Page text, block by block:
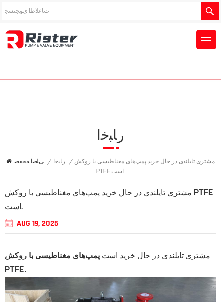
ﺭﺎﺒﺧﺍ
ﯽﻠﺻﺍ ﻪﺤﻔﺻ / ﺭﺎﺒﺧﺍ / مشتری تایلندی در حال خرید پمپ‌های مغناطیسی با روکش
PTFE است.
مشتری تایلندی در حال خرید پمپ‌های مغناطیسی با روکش PTFE
است.
AUG 19, 2025
مشتری تایلندی در حال خرید است پمپ‌های مغناطیسی با روکش
PTFE.